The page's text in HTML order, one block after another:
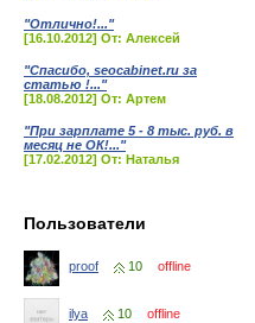
"Отлично!..."
[16.10.2012] От: Алексей
"Спасибо, seocabinet.ru за
статью !..."
[18.08.2012] От: Артем
"При зарплате 5 - 8 тыс. руб. в
месяц не ОК!..."
[17.02.2012] От: Наталья
Пользователи
proof 10 offline
ilya 10 offline